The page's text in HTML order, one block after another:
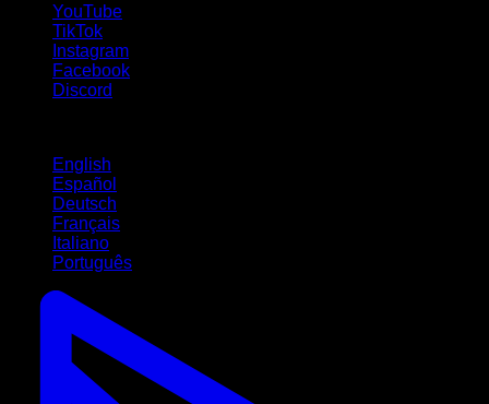
YouTube
TikTok
Instagram
Facebook
Discord
English
Español
Deutsch
Français
Italiano
Português